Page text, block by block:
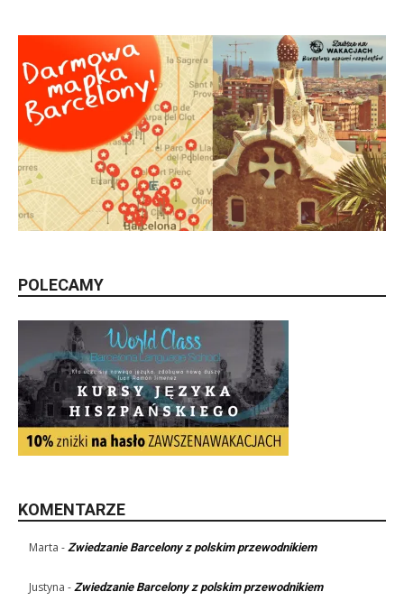
POLECAMY
KOMENTARZE
Marta - Zwiedzanie Barcelony z polskim przewodnikiem
Justyna - Zwiedzanie Barcelony z polskim przewodnikiem